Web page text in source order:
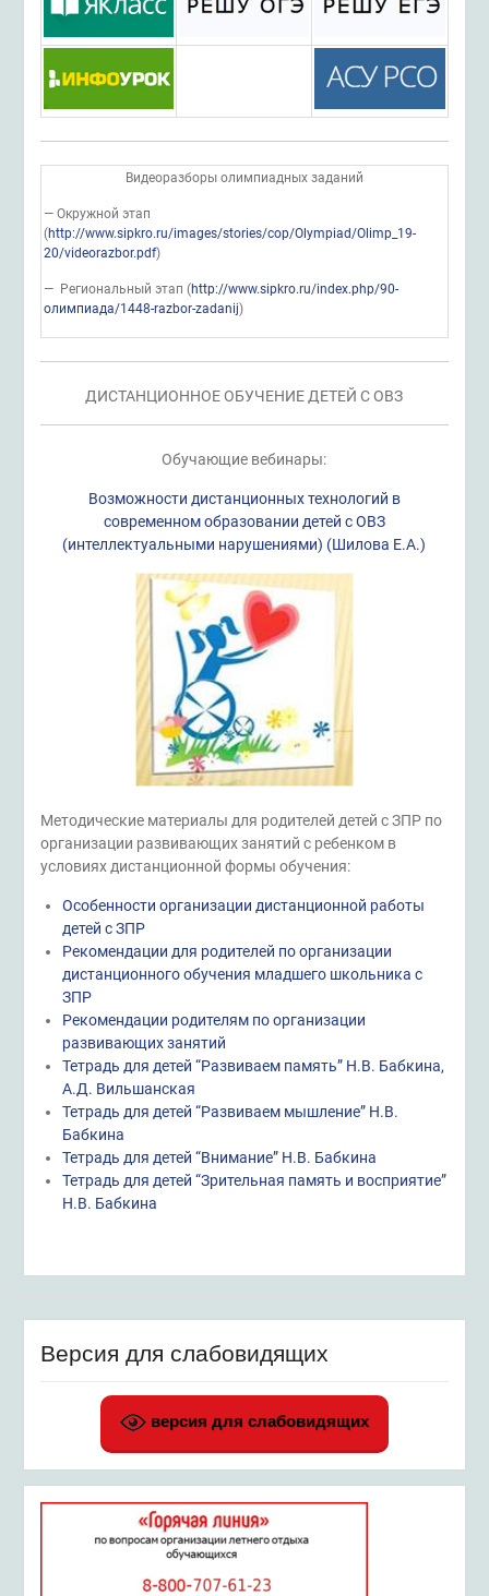
Видеоразборы олимпиадных заданий
— Окружной этап
(http://www.sipkro.ru/images/stories/cop/Olympiad/Olimp_19-
20/videorazbor.pdf)
— Региональный этап (http://www.sipkro.ru/index.php/90-
олимпиада/1448-razbor-zadanij)
ДИСТАНЦИОННОЕ ОБУЧЕНИЕ ДЕТЕЙ С ОВЗ
Обучающие вебинары:
Возможности дистанционных технологий в
современном образовании детей с ОВЗ
(интеллектуальными нарушениями) (Шилова Е.А.)
Методические материалы для родителей детей с ЗПР по
организации развивающих занятий с ребенком в
условиях дистанционной формы обучения:
Особенности организации дистанционной работы
детей с ЗПР
Рекомендации для родителей по организации
дистанционного обучения младшего школьника с
ЗПР
Рекомендации родителям по организации
развивающих занятий
Тетрадь для детей “Развиваем память” Н.В. Бабкина,
А.Д. Вильшанская
Тетрадь для детей “Развиваем мышление” Н.В.
Бабкина
Тетрадь для детей “Внимание” Н.В. Бабкина
Тетрадь для детей “Зрительная память и восприятие”
Н.В. Бабкина
Версия для слабовидящих
версия для слабовидящих